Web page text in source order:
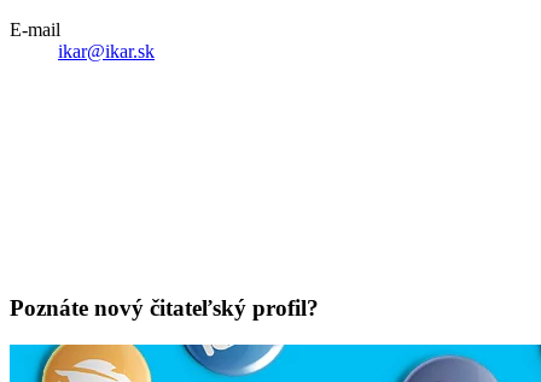
E-mail
ikar@ikar.sk
Poznáte nový čitateľský profil?